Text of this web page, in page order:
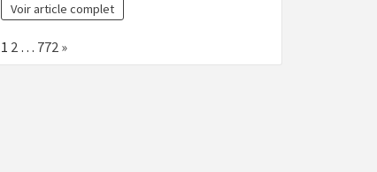
Voir article complet
Page:
1 2 … 772 Next
»